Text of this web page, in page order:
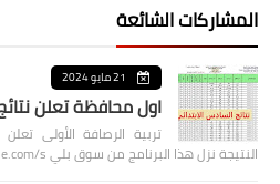
المشاركات الشائعة
21 مايو 2024
اول محافظة تعلن
تربية الرصافة الأولى
النتيجة نزل هذا البرنامج من سوق بلي https://play.google.com/s…